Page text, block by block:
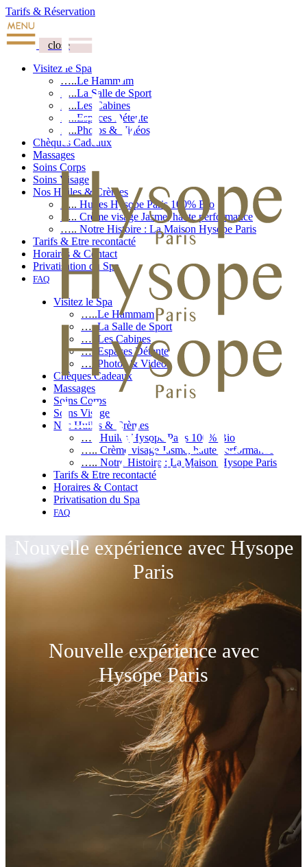
Tarifs & Réservation
close
Visitez le Spa
…..Le Hammam
…..La Salle de Sport
…..Les Cabines
…..Espaces Détente
…..Photos & Vidéos
Chèques Cadeaux
Massages
Soins Corps
Soins Visage
Nos Huiles & Crèmes
….. Huiles Hysope Paris 100% Bio
….. Crème visage Jasme, haute performance
….. Notre Histoire : La Maison Hysope Paris
Tarifs & Etre recontacté
Horaires & Contact
Privatisation du Spa
FAQ
Visitez le Spa
…..Le Hammam
…..La Salle de Sport
…..
Les Cabines
….. Espaces Détente
…..
Photos & Vidéos
Chèques Cadeaux
Massages
Soins Corps
Soins Visage
Nos Huiles & Crèmes
…..
Huiles Hysope Paris 100% Bio
….. Crème visage Jasme, haute performance
….. Notre Histoire : La Maison Hysope Paris
Tarifs & Etre recontacté
Horaires & Contact
Privatisation du Spa
FAQ
Nouvelle expérience avec Hysope
Paris
Nouvelle expérience avec
Hysope Paris